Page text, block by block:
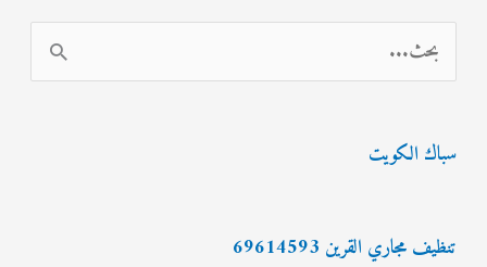
ل
ح
ع
سباك الكويت
تنظيف مجاري القرين 69614593